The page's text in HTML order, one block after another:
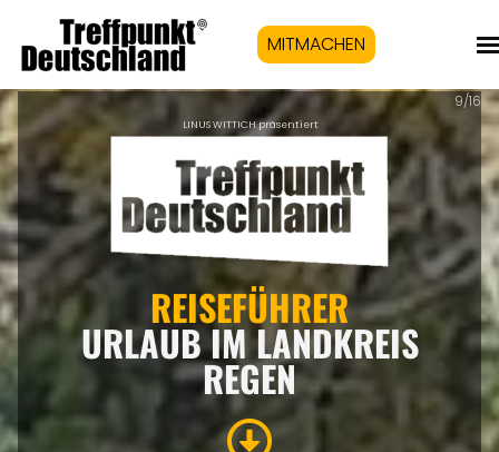
MITMACHEN
LINUS WITTICH präsentiert
REISEFÜHRER
URLAUB IM LANDKREIS
REGEN
9/16